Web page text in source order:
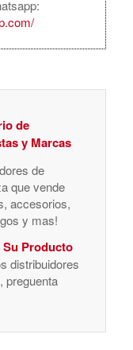
de
y Marcas
de
que vende
accesorios,
y mas!
Producto
distribuidores
preguenta